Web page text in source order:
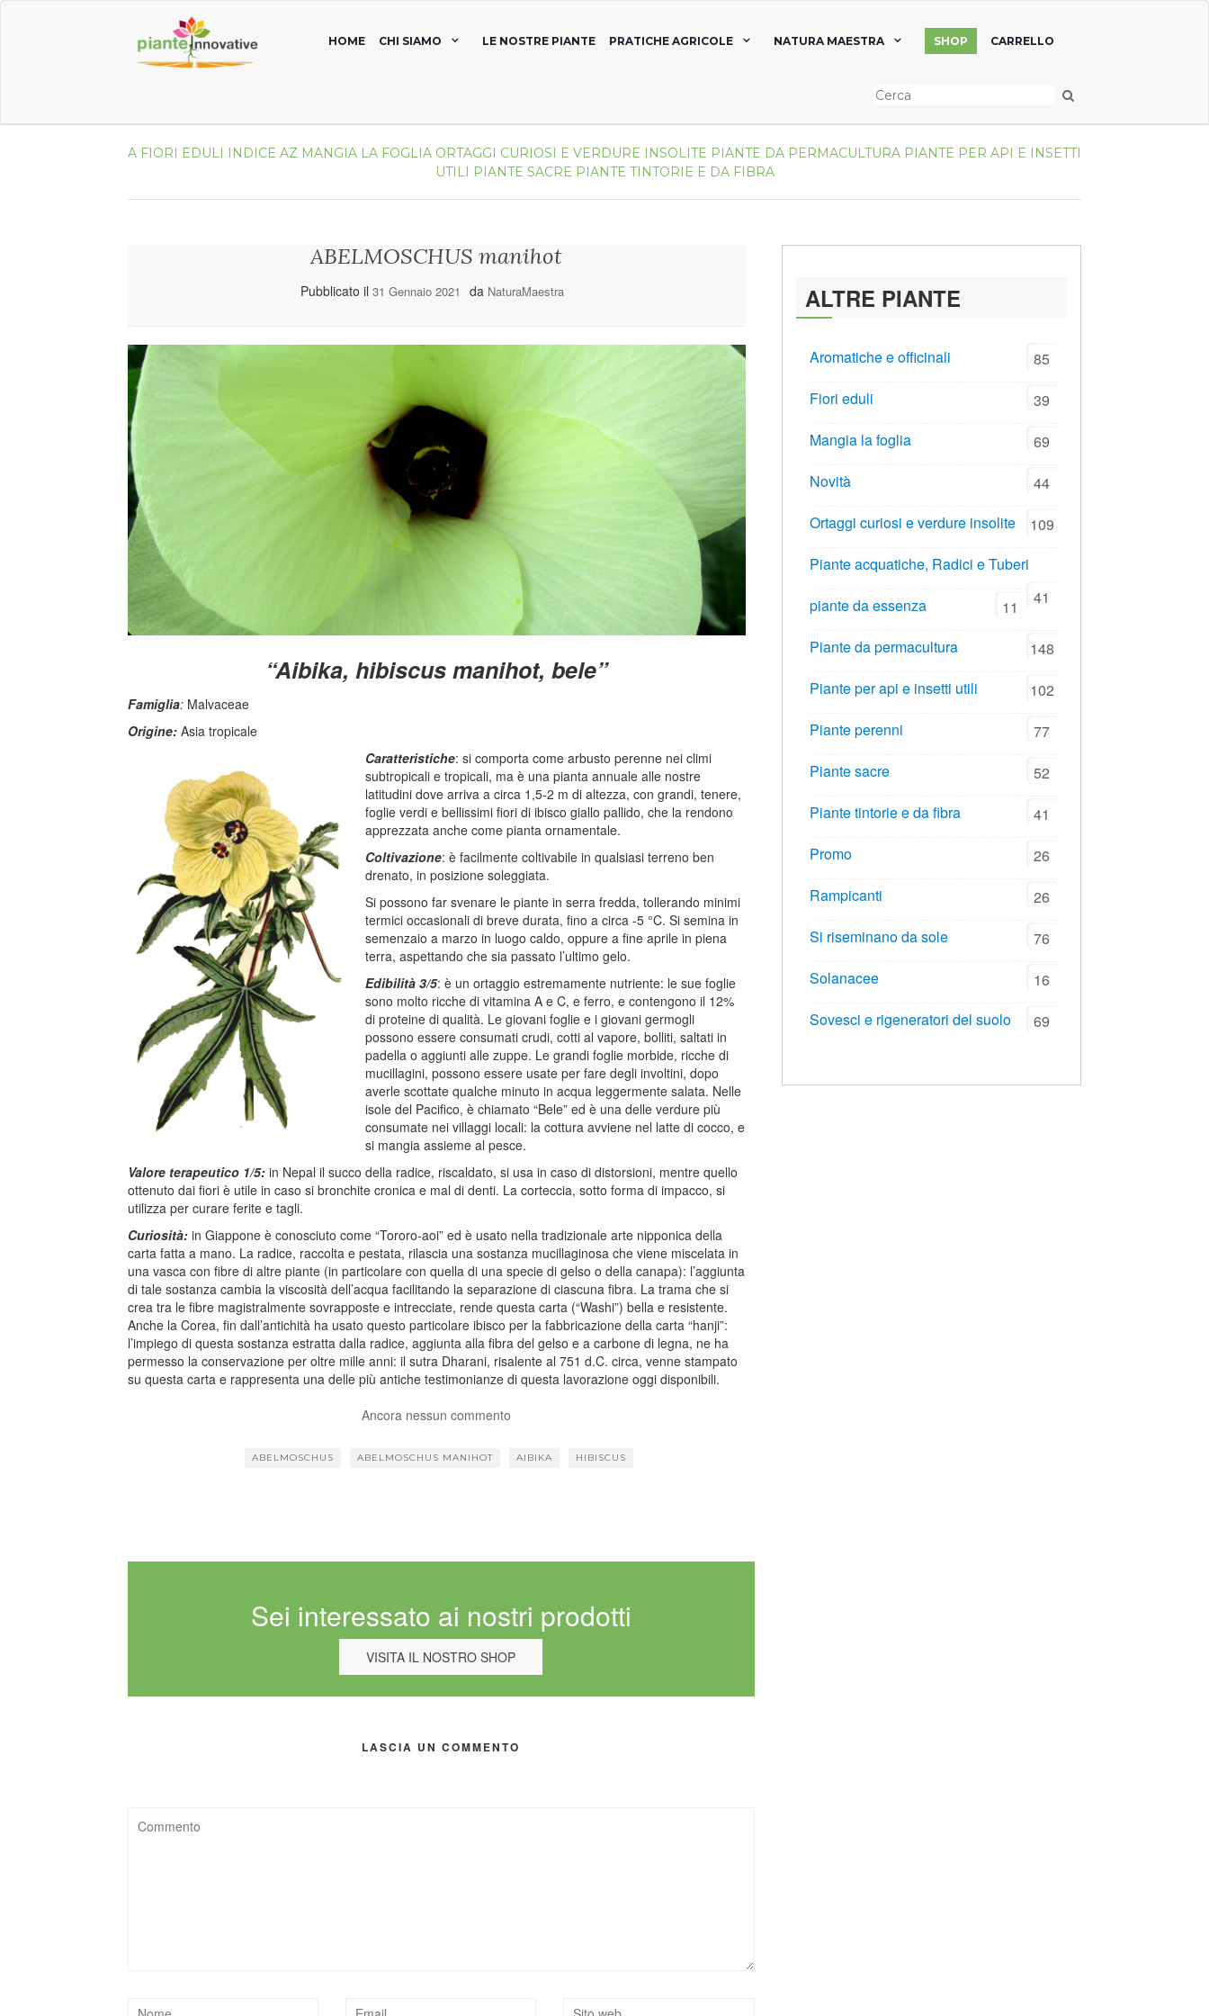
HOME CHI SIAMO LE NOSTRE PIANTE PRATICHE AGRICOLE NATURA MAESTRA SHOP CARRELLO
A FIORI EDULI INDICE AZ MANGIA LA FOGLIA ORTAGGI CURIOSI E VERDURE INSOLITE PIANTE DA PERMACULTURA PIANTE PER API E INSETTI
UTILI PIANTE SACRE PIANTE TINTORIE E DA FIBRA
ABELMOSCHUS manihot
Pubblicato il 31 Gennaio 2021 da NaturaMaestra
“Aibika, hibiscus manihot, bele”
Famiglia: Malvaceae
Origine: Asia tropicale
Caratteristiche: si comporta come arbusto perenne nei climi
subtropicali e tropicali, ma è una pianta annuale alle nostre
latitudini dove arriva a circa 1,5-2 m di altezza, con grandi, tenere,
foglie verdi e bellissimi fiori di ibisco giallo pallido, che la rendono
apprezzata anche come pianta ornamentale.
Coltivazione: è facilmente coltivabile in qualsiasi terreno ben
drenato, in posizione soleggiata.
Si possono far svenare le piante in serra fredda, tollerando minimi
termici occasionali di breve durata, fino a circa -5 °C. Si semina in
semenzaio a marzo in luogo caldo, oppure a fine aprile in piena
terra, aspettando che sia passato l’ultimo gelo.
Edibilità 3/5: è un ortaggio estremamente nutriente: le sue foglie
sono molto ricche di vitamina A e C, e ferro, e contengono il 12%
di proteine di qualità. Le giovani foglie e i giovani germogli
possono essere consumati crudi, cotti al vapore, bolliti, saltati in
padella o aggiunti alle zuppe. Le grandi foglie morbide, ricche di
mucillagini, possono essere usate per fare degli involtini, dopo
averle scottate qualche minuto in acqua leggermente salata. Nelle
isole del Pacifico, è chiamato “Bele” ed è una delle verdure più
consumate nei villaggi locali: la cottura avviene nel latte di cocco, e
si mangia assieme al pesce.
Valore terapeutico 1/5: in Nepal il succo della radice, riscaldato, si usa in caso di distorsioni, mentre quello
ottenuto dai fiori è utile in caso si bronchite cronica e mal di denti. La corteccia, sotto forma di impacco, si
utilizza per curare ferite e tagli.
Curiosità: in Giappone è conosciuto come “Tororo-aoi” ed è usato nella tradizionale arte nipponica della
carta fatta a mano. La radice, raccolta e pestata, rilascia una sostanza mucillaginosa che viene miscelata in
una vasca con fibre di altre piante (in particolare con quella di una specie di gelso o della canapa): l’aggiunta
di tale sostanza cambia la viscosità dell’acqua facilitando la separazione di ciascuna fibra. La trama che si
crea tra le fibre magistralmente sovrapposte e intrecciate, rende questa carta (“Washi”) bella e resistente.
Anche la Corea, fin dall’antichità ha usato questo particolare ibisco per la fabbricazione della carta “hanji”:
l’impiego di questa sostanza estratta dalla radice, aggiunta alla fibra del gelso e a carbone di legna, ne ha
permesso la conservazione per oltre mille anni: il sutra Dharani, risalente al 751 d.C. circa, venne stampato
su questa carta e rappresenta una delle più antiche testimonianze di questa lavorazione oggi disponibili.
Ancora nessun commento
ABELMOSCHUS ABELMOSCHUS MANIHOT AIBIKA HIBISCUS
Sei interessato ai nostri prodotti
VISITA IL NOSTRO SHOP
LASCIA UN COMMENTO
ALTRE PIANTE
Aromatiche e officinali
85
Fiori eduli
39
Mangia la foglia
69
Novità
44
Ortaggi curiosi e verdure insolite
109
Piante acquatiche, Radici e Tuberi
41
piante da essenza
11
Piante da permacultura
148
Piante per api e insetti utili
102
Piante perenni
77
Piante sacre
52
Piante tintorie e da fibra
41
Promo
26
Rampicanti
26
Si riseminano da sole
76
Solanacee
16
Sovesci e rigeneratori del suolo
69